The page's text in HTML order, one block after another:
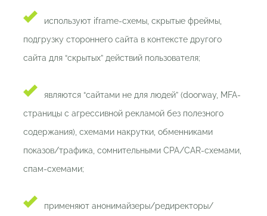
используют iframe-схемы, скрытые фреймы,
подгрузку стороннего сайта в контексте другого
сайта для “скрытых” действий пользователя;
являются “сайтами не для людей” (doorway, MFA-
страницы с агрессивной рекламой без полезного
содержания), схемами накрутки, обменниками
показов/трафика, сомнительными CPA/CAR-схемами,
спам-схемами;
применяют анонимайзеры/редиректоры/